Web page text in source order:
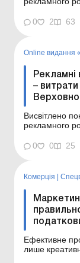
актив, а коли
фактом
0 2 63
Online видання
Рекламні
–
Висвітлено
рекламного
актив, а коли
фактом
0 0 25
Комерція
Ефективне
лише